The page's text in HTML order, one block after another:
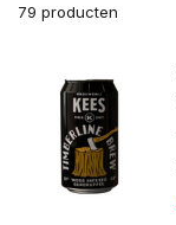
79 producten